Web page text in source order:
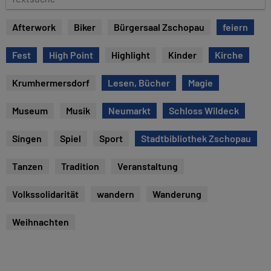
e
s
u
Afterwork Biker Bürgersaal Zschopau feiern
Fest High Point Highlight Kinder Kirche
Krumhermersdorf Lesen, Bücher Magie
Museum Musik Neumarkt Schloss Wildeck
Singen Spiel Sport Stadtbibliothek Zschopau
Tanzen Tradition Veranstaltung
Volkssolidarität wandern Wanderung
Weihnachten